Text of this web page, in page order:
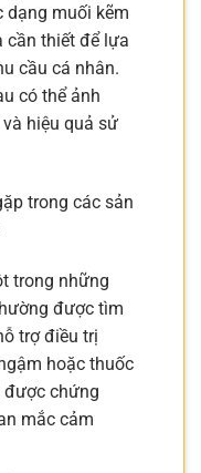
dạng muối kẽm
cần thiết để lựa
cầu cá nhân.
có thể ảnh
hiệu quả sử
trong các sản
trong những
được tìm
trợ điều trị
hoặc thuốc
được chứng
mắc cảm